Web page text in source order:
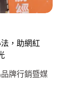
，助網紅
牌行銷暨媒